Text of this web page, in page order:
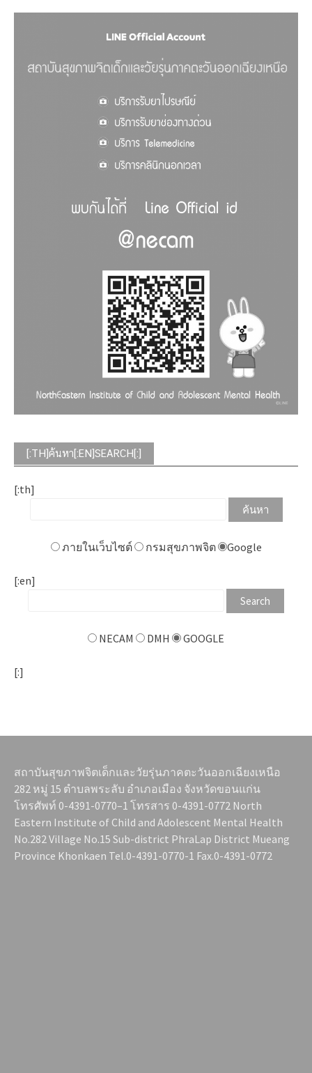
[:TH]ค้นหา[:EN]SEARCH[:]
[:th]
ภายในเว็บไซต์ กรมสุขภาพจิต Google
[:en]
NECAM DMH GOOGLE
[:]
สถาบันสุขภาพจิตเด็กและวัยรุ่นภาคตะวันออกเฉียงเหนือ
282 หมู่ 15 ตำบลพระลับ อำเภอเมือง จังหวัดขอนแก่น
โทรศัพท์ 0-4391-0770–1 โทรสาร 0-4391-0772 North
Eastern Institute of Child and Adolescent Mental Health
No.282 Village No.15 Sub-district PhraLap District Mueang
Province Khonkaen Tel.0-4391-0770-1 Fax.0-4391-0772